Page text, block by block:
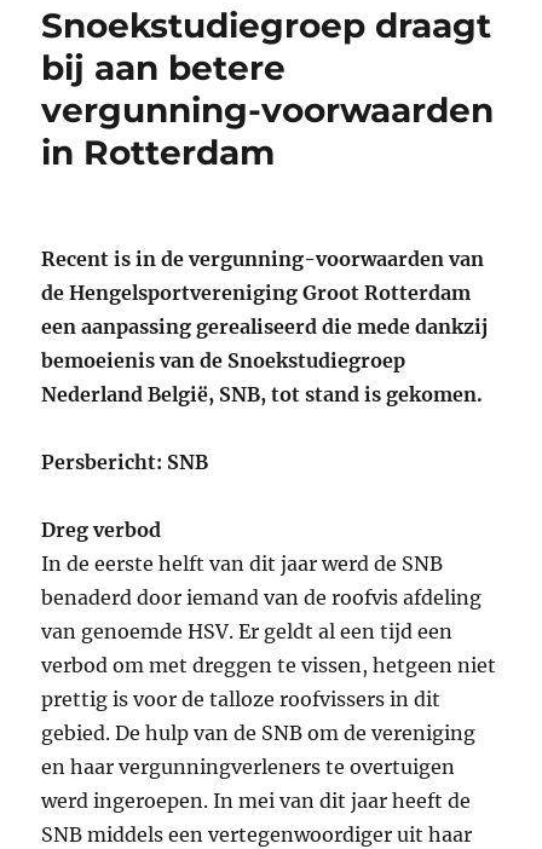
Snoekstudiegroep draagt
bij aan betere
vergunning-voorwaarden
in Rotterdam
Recent is in de vergunning-voorwaarden van
de Hengelsportvereniging Groot Rotterdam
een aanpassing gerealiseerd die mede dankzij
bemoeienis van de Snoekstudiegroep
Nederland België, SNB, tot stand is gekomen.
Persbericht: SNB
Dreg verbod
In de eerste helft van dit jaar werd de SNB
benaderd door iemand van de roofvis afdeling
van genoemde HSV. Er geldt al een tijd een
verbod om met dreggen te vissen, hetgeen niet
prettig is voor de talloze roofvissers in dit
gebied. De hulp van de SNB om de vereniging
en haar vergunningverleners te overtuigen
werd ingeroepen. In mei van dit jaar heeft de
SNB middels een vertegenwoordiger uit haar